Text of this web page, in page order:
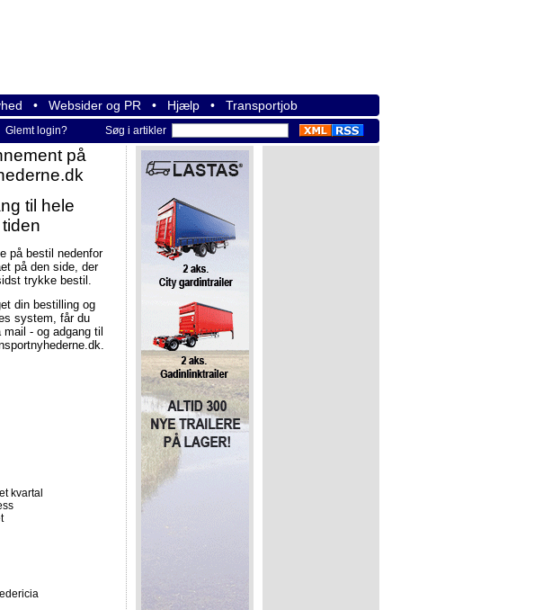
• Websider og PR • Hjælp • Transportjob
Glemt login? Søg i artikler
på
til hele
på bestil nedenfor
på den side, der
trykke bestil.
din bestilling og
system, får du
- og adgang til
kvartal